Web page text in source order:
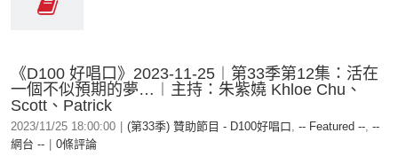
《D100 好唱口》2023-11-25︱第33季第12集：活在
一個不似預期的夢…︱主持：朱紫嬈 Khloe Chu、
Scott、Patrick
2023/11/25 18:00:00 (第33季) 贊助節目 - D100好唱口, -- Featured --, --
網台 --
0條評論